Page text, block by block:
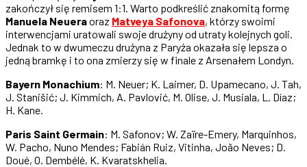
zakończył się remisem 1:1. Warto podkreślić znakomitą formę
Manuela Neueraoraz Matveya Safonova, którzy swoimi
interwencjami uratowali swoje drużyny od utraty kolejnych goli.
Jednak to w dwumeczu drużyna z Paryża okazała się lepsza o
jedną bramkę i to ona zmierzy się w finale z Arsenałem Londyn.
Bayern Monachium: M. Neuer; K. Laimer, D. Upamecano, J. Tah,
J. Stanišić; J. Kimmich, A. Pavlović, M. Olise, J. Musiala, L. Díaz;
H. Kane.
Paris Saint Germain: M. Safonov; W. Zaïre-Emery, Marquinhos,
W. Pacho, Nuno Mendes; Fabián Ruiz, Vitinha, João Neves; D.
Doué, O. Dembélé, K. Kvaratskhelia.